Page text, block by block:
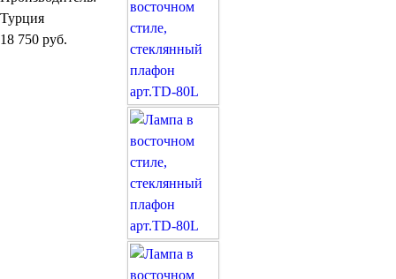
Марокканские светильники
Бра из мозаики
Бра со стеклом
Настольные лампы
Марокканские
Турция
18 750 руб.